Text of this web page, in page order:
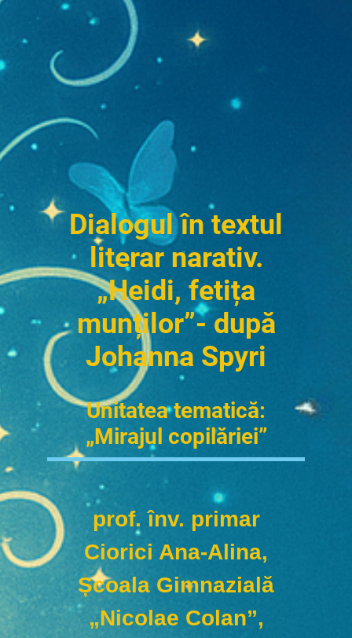
Dialogul în textul
literar narativ.
„Heidi, fetița
munților”- după
Johanna Spyri
Unitatea tematică:
„Mirajul copilăriei”
prof. înv. primar
Ciorici Ana-Alina,
Școala Gimnazială
„Nicolae Colan”,